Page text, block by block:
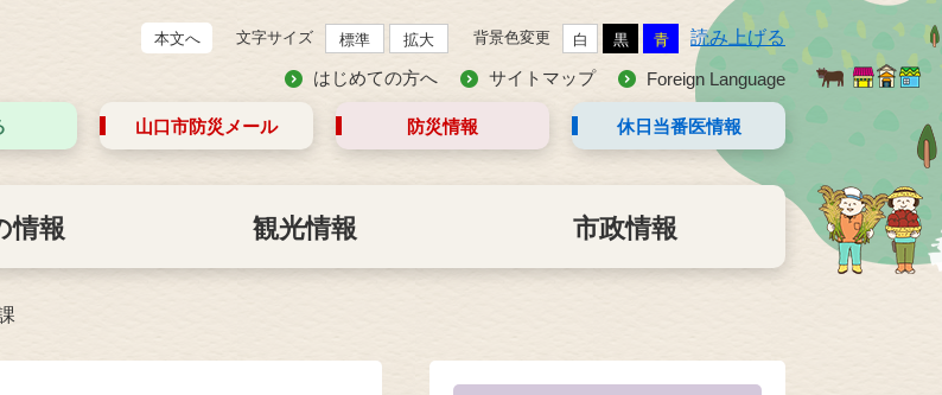
本文へ 文字サイズ 標準 拡大 背景色変更 白 黒 青 読み上げる
はじめての方へ サイトマップ Foreign Language
山口市防災 メール 防災情報 休日当番医情報
情報 観光情報 市政情報